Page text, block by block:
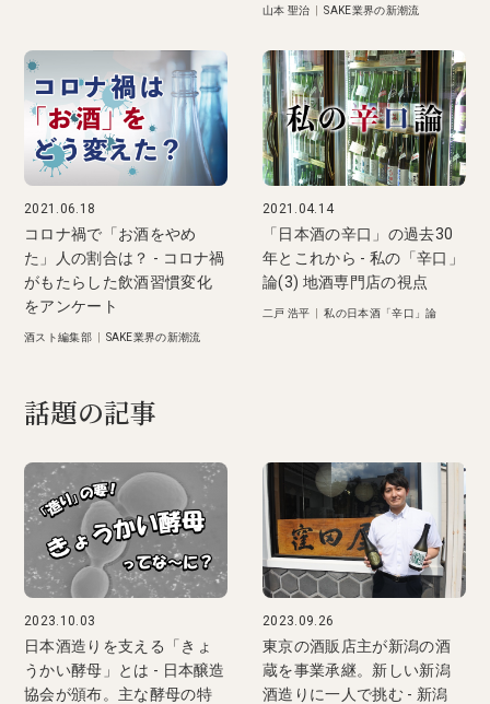
山本 聖治 |SAKE業界の新潮流
2021.06.18
コロナ禍で「お酒をやめ
た」人の割合は？ - コロナ禍
がもたらした飲酒習慣変化
をアンケート
酒スト編集部| SAKE業界の新潮流
2021.04.14
「日本酒の辛口」の過去30
年とこれから - 私の「辛口」
論(3) 地酒専門店の視点
二戸 浩平 |私の日本酒「辛口」論
話題の記事
2023.10.03
日本酒造りを支える「きょ
うかい酵母」とは - 日本醸造
協会が頒布。主な酵母の特
2023.09.26
東京の酒販店主が新潟の酒
蔵を事業承継。新しい新潟
酒造りに一人で挑む - 新潟